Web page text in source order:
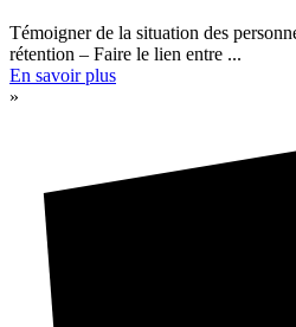
Témoigner de la situation des
rétention – Faire le lien entre ...
En savoir plus
»